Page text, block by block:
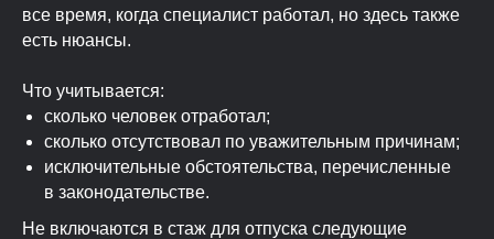
все время, когда специалист работал, но здесь также
есть нюансы.
Что учитывается:
сколько человек отработал;
сколько отсутствовал по уважительным причинам;
исключительные обстоятельства, перечисленные
в законодательстве.
Не включаются в стаж для отпуска следующие